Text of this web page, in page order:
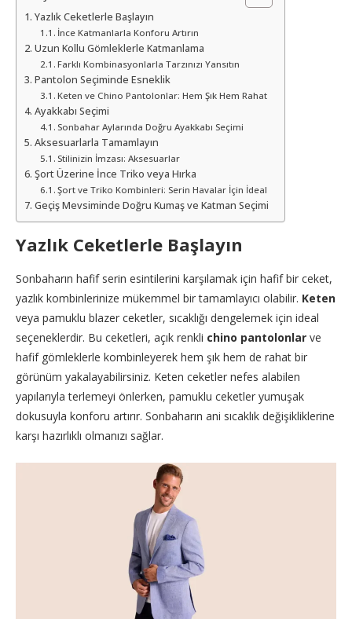
Yazlık Ceketlerle Başlayın
İnce Katmanlarla Konforu Artırın
Uzun Kollu Gömleklerle Katmanlama
Farklı Kombinasyonlarla Tarzınızı Yansıtın
Pantolon Seçiminde Esneklik
Keten ve Chino Pantolonlar: Hem Şık Hem Rahat
Ayakkabı Seçimi
Sonbahar Aylarında Doğru Ayakkabı Seçimi
Aksesuarlarla Tamamlayın
Stilinizin İmzası: Aksesuarlar
Şort Üzerine İnce Triko veya Hırka
Şort ve Triko Kombinleri: Serin Havalar İçin İdeal
Geçiş Mevsiminde Doğru Kumaş ve Katman Seçimi
Yazlık Ceketlerle Başlayın
Sonbaharın hafif serin esintilerini karşılamak için hafif bir ceket,
yazlık kombinlerinize mükemmel bir tamamlayıcı olabilir. Keten
veya pamuklu blazer ceketler, sıcaklığı dengelemek için ideal
seçeneklerdir. Bu ceketleri, açık renkli chino pantolonlar ve
hafif gömleklerle kombinleyerek hem şık hem de rahat bir
görünüm yakalayabilirsiniz. Keten ceketler nefes alabilen
yapılarıyla terlemeyi önlerken, pamuklu ceketler yumuşak
dokusuyla konforu artırır. Sonbaharın ani sıcaklık değişikliklerine
karşı hazırlıklı olmanızı sağlar.